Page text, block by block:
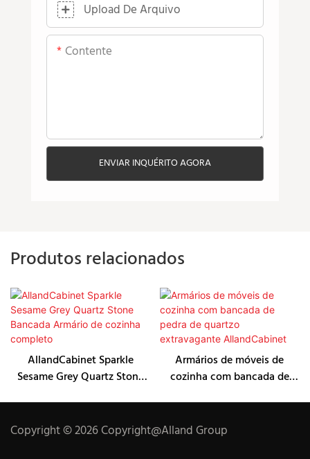
Upload De Arquivo
Contente
ENVIAR INQUÉRITO AGORA
Produtos relacionados
AllandCabinet Sparkle
Sesame Grey Quartz Stone
Armários de móveis de
cozinha com bancada de
Copyright © 2026 Copyright@Alland Group